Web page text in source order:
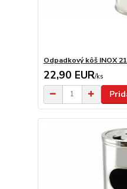
Odpadkový kôš INOX
22,90 EUR/ks